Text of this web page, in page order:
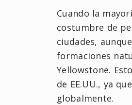
Cuando la
costumbre de
ciudades,
formaciones
Yellowstone.
de EE.UU., ya
globalmente.